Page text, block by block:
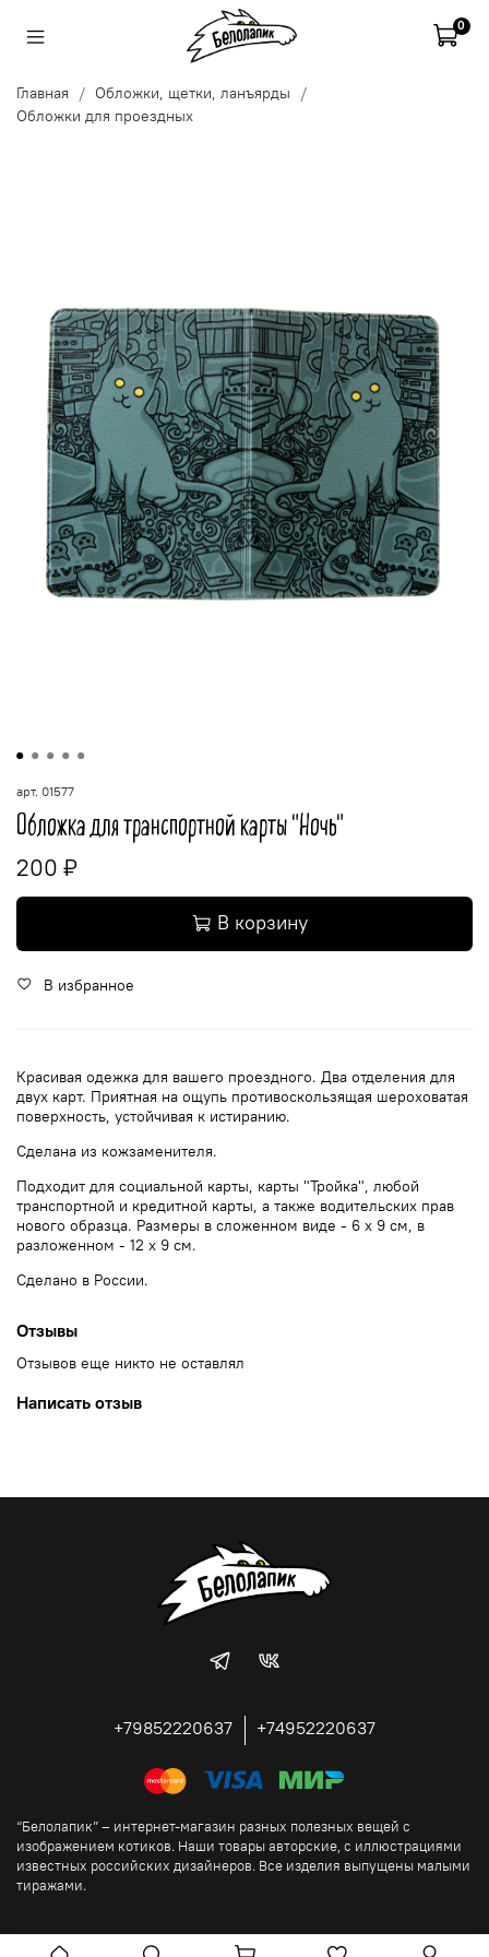
0
Главная
Обложки, щетки, ланъярды
Обложки для проездных
арт. 01577
Обложка для транспортной карты "Ночь"
200 ₽
В корзину
В избранное
Красивая одежка для вашего проездного. Два отделения для
двух карт. Приятная на ощупь противоскользящая шероховатая
поверхность, устойчивая к истиранию.
Сделана из кожзаменителя.
Подходит для социальной карты, карты "Тройка", любой
транспортной и кредитной карты, а также водительских прав
нового образца. Размеры в сложенном виде - 6 х 9 см, в
разложенном - 12 х 9 см.
Сделано в России.
Отзывы
Отзывов еще никто не оставлял
Написать отзыв
+79852220637 +74952220637
“Белолапик” – интернет-магазин разных полезных вещей с
изображением котиков. Наши товары авторские, с иллюстрациями
известных российских дизайнеров. Все изделия выпущены малыми
тиражами.